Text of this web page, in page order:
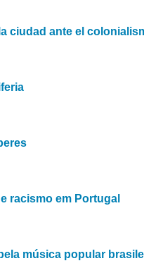
ciudad ante el
racismo em Portugal
música popular